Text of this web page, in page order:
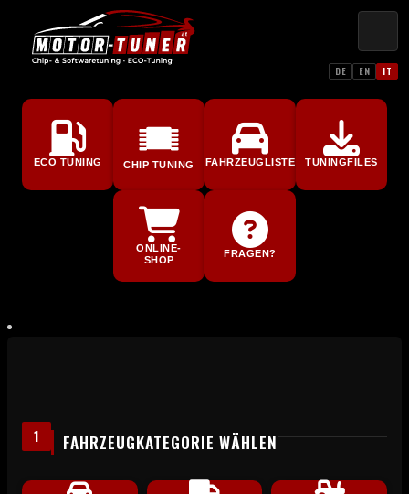
DE EN IT
ECO TUNING CHIP TUNING FAHRZEUGLISTE TUNINGFILES
ONLINE-
SHOP
FRAGEN?
1 FAHRZEUGKATEGORIE WÄHLEN